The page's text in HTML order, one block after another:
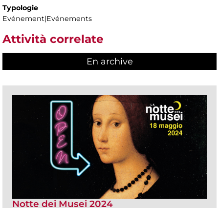
Typologie
Evénement|Evénements
Attività correlate
En archive
Notte dei Musei 2024